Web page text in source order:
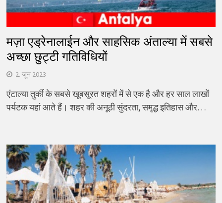
मज़ा एड्रेनालाईन और साहसिक अंताल्या में सबसे
अच्छा छुट्टी गतिविधियों
2. जून 2023
एंटाल्या तुर्की के सबसे खूबसूरत शहरों में से एक है और हर साल लाखों
पर्यटक यहां आते हैं। शहर की अनूठी सुंदरता, समृद्ध इतिहास और…